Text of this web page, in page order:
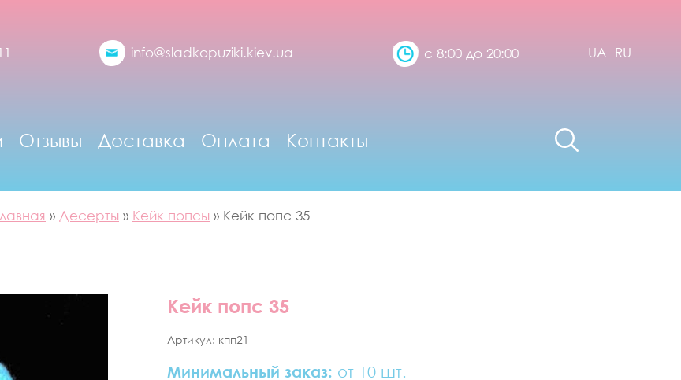
info@sladkopuziki.kiev.ua с 8:00 до 20:00 UA RU
Отзывы Доставка Оплата Контакты
» Десерты » Кейк попсы » Кейк попс 35
Кейк попс 35
Артикул: кпп21
Минимальный заказ: от 10 шт.